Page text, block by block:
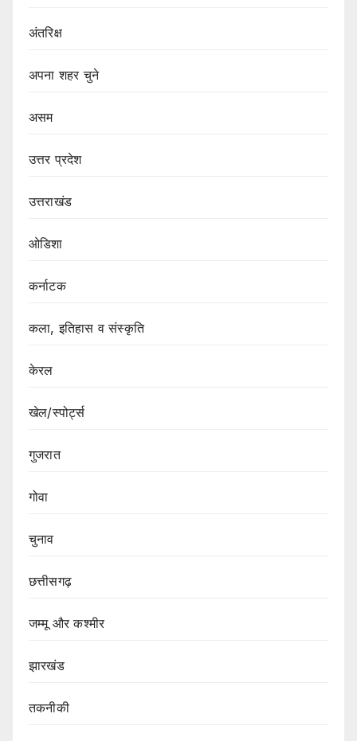
अंतरिक्ष
अपना शहर चुने
असम
उत्तर प्रदेश
उत्तराखंड
ओडिशा
कर्नाटक
कला, इतिहास व संस्कृति
केरल
खेल/स्पोर्ट्स
गुजरात
गोवा
चुनाव
छत्तीसगढ़
जम्मू और कश्मीर
झारखंड
तकनीकी